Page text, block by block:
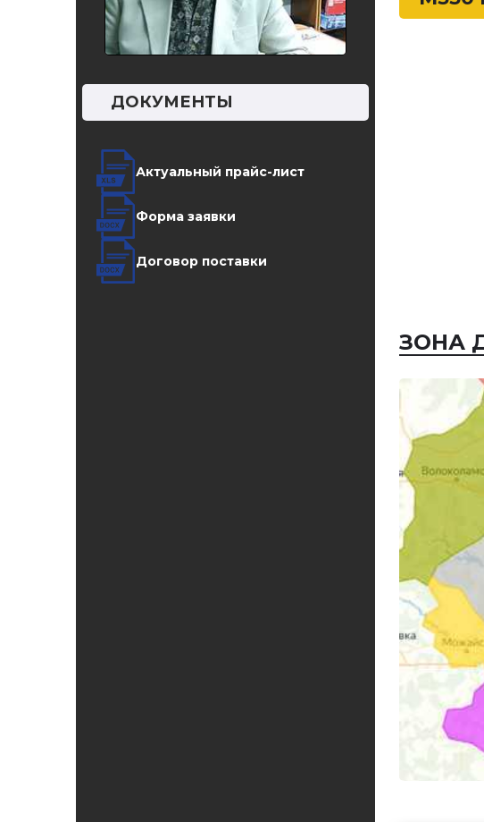
ДОКУМЕНТЫ
Актуальный прайс-лист
Форма заявки
Договор поставки
ЗОНА